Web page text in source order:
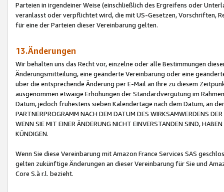
Parteien in irgendeiner Weise (einschließlich des Ergreifens oder
veranlasst oder verpflichtet wird, die mit US-Gesetzen, Vorschriften,
für eine der Parteien dieser Vereinbarung gelten.
13.Änderungen
Wir behalten uns das Recht vor, einzelne oder alle Bestimmungen
Änderungsmitteilung, eine geänderte Vereinbarung oder eine
über die entsprechende Änderung per E-Mail an Ihre zu diesem
ausgenommen etwaige Erhöhungen der Standardvergütung im
Datum, jedoch frühestens sieben Kalendertage nach dem Datum, an
PARTNERPROGRAMM NACH DEM DATUM DES WIRKSAMWERDENS
WENN SIE MIT EINER ÄNDERUNG NICHT EINVERSTANDEN SIND,
KÜNDIGEN.
Wenn Sie diese Vereinbarung mit Amazon France Services SAS
gelten zukünftige Änderungen an dieser Vereinbarung für Sie und
Core S.à r.l. bezieht.